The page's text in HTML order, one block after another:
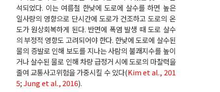
석되었다. 이는 여름철 한낮에 도로에 살수를 하면 높은
일사량의 영향으로 단시간에 도로가 건조하고 도로의 온
도가 원상회복하게 된다. 반면에 폭염 발생 때 도로 살수
의 부정적 영향도 고려되어야 한다. 한낮에 도로에 살수된
물의 증발로 인해 보도를 지나는 사람의 불쾌지수를 높이
거나 살수된 물로 인해 차량 급정거 시에 도로의 마찰력을
줄여 교통사고위험을 가중시킬 수 있다(Kim et al., 201
5;Jung et al., 2016).